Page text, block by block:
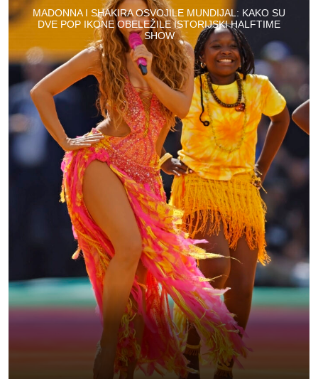
MADONNA I SHAKIRA OSVOJILE MUNDIJAL: KAKO SU
DVE POP IKONE OBELEŽILE ISTORIJSKI HALFTIME
SHOW